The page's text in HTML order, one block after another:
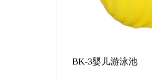
BK-3婴儿游泳池